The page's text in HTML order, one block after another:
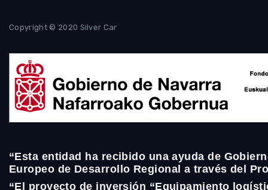
Copyright © 2020 Silver Car
“Esta entidad ha recibido una ayuda de
Europeo de Desarrollo Regional a través del
“El proyecto de inversión “Equipamiento